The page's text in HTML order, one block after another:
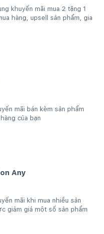
khuyến mãi mua 2 tặng 1
hàng, upsell sản phẩm, gia
mãi bán kèm sản phẩm
của bạn
Any
mãi khi mua nhiều sản
giảm giá một số sản phẩm